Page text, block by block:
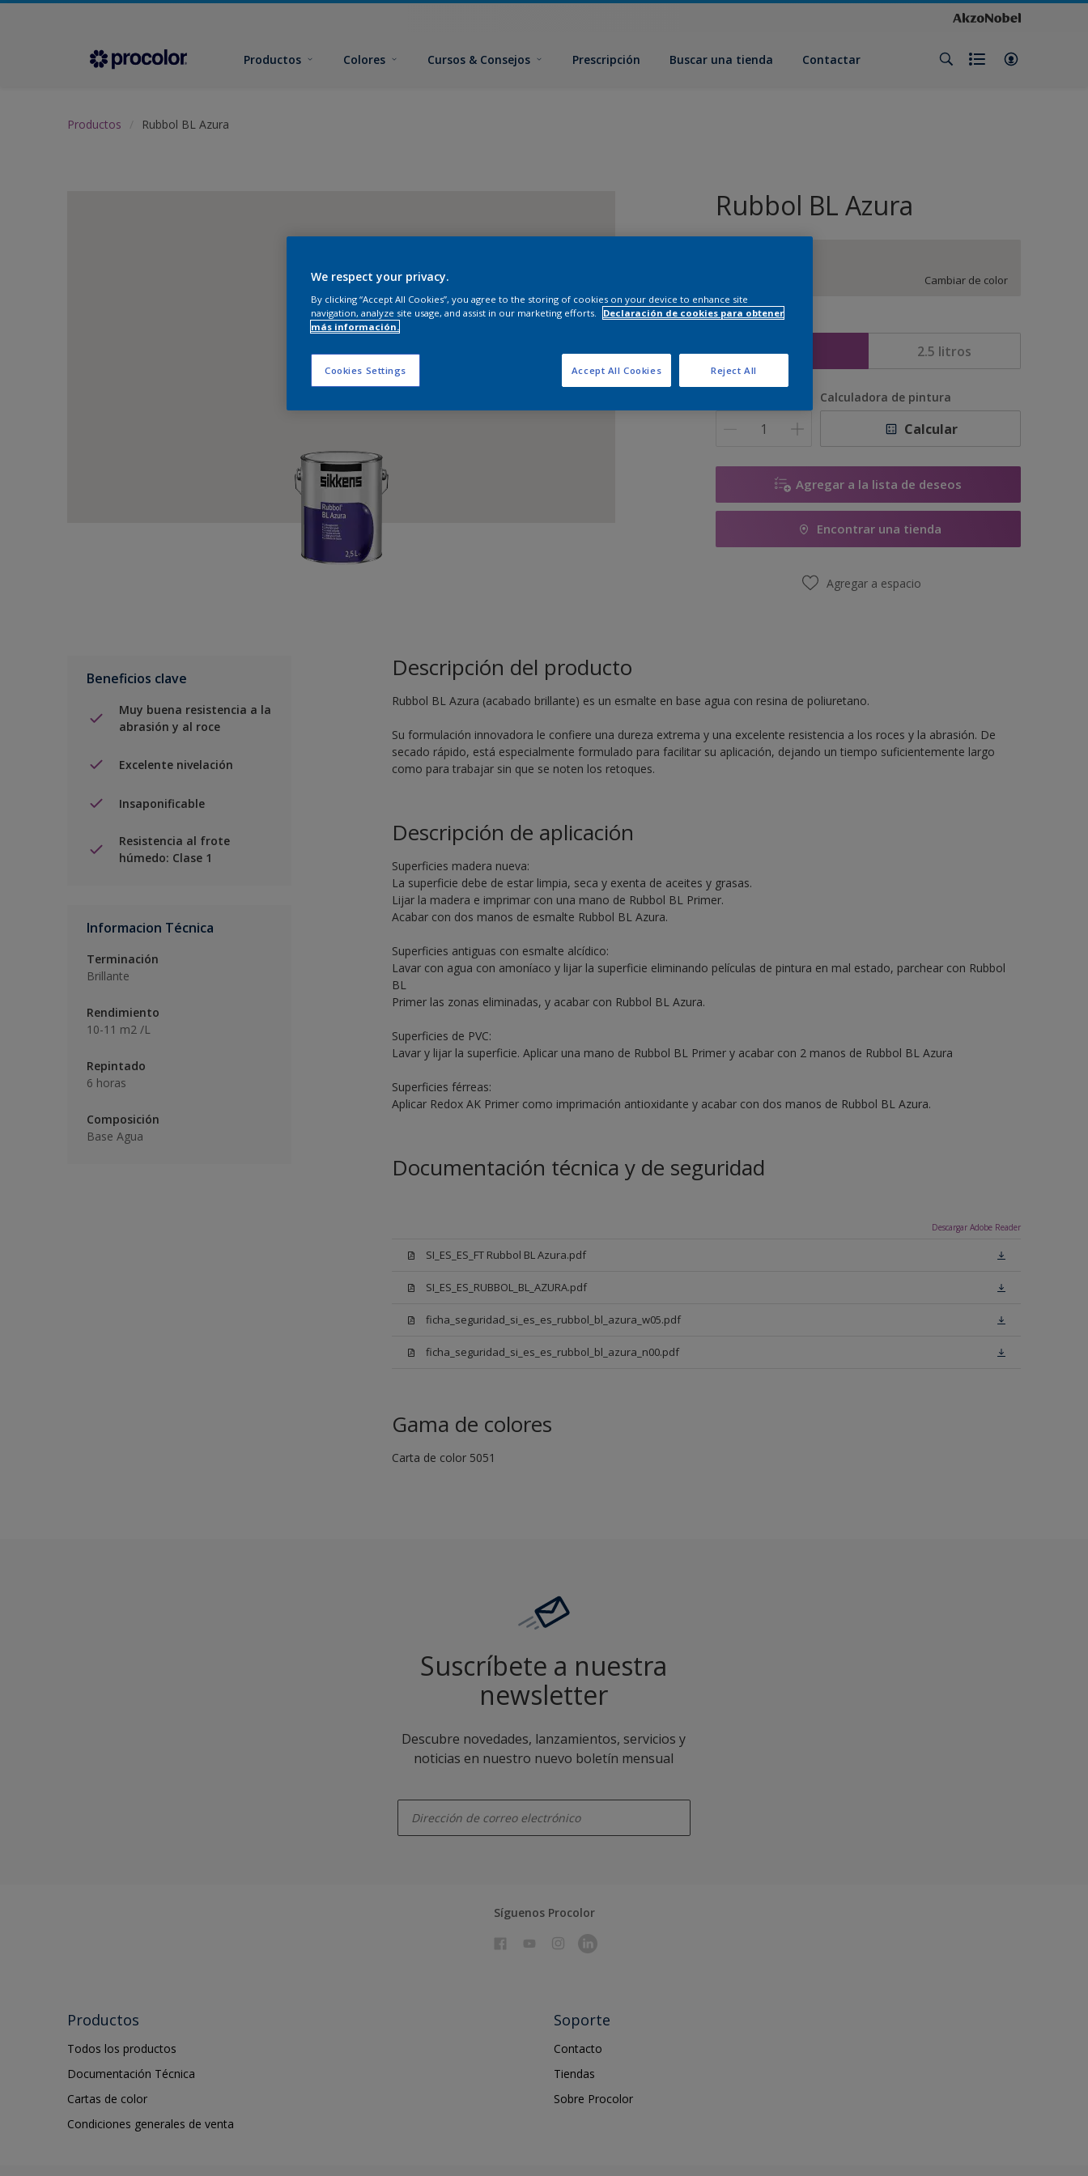
Productos Colores Cursos & Consejos Prescripción Buscar una tienda Contactar
Productos Rubbol BL Azura
Rubbol BL Azura
Cambiar de color
Tamaño
1 litros 2.5 litros
Calculadora de pintura
Calcular
Agregar a la lista de deseos
Encontrar una tienda
Agregar a espacio
Beneficios clave
Muy buena resistencia a la
abrasión y al roce
Excelente nivelación
Insaponificable
Resistencia al frote
húmedo: Clase 1
Informacion Técnica
Terminación
Brillante
Rendimiento
10-11 m2 /L
Repintado
6 horas
Composición
Base Agua
Descripción del producto
Rubbol BL Azura (acabado brillante) es un esmalte en base agua con resina de poliuretano.
Su formulación innovadora le confiere una dureza extrema y una excelente resistencia a los roces y la abrasión. De
secado rápido, está especialmente formulado para facilitar su aplicación, dejando un tiempo suficientemente largo
como para trabajar sin que se noten los retoques.
Descripción de aplicación
Superficies madera nueva:
La superficie debe de estar limpia, seca y exenta de aceites y grasas.
Lijar la madera e imprimar con una mano de Rubbol BL Primer.
Acabar con dos manos de esmalte Rubbol BL Azura.
Superficies antiguas con esmalte alcídico:
Lavar con agua con amoníaco y lijar la superficie eliminando películas de pintura en mal estado, parchear con Rubbol
BL
Primer las zonas eliminadas, y acabar con Rubbol BL Azura.
Superficies de PVC:
Lavar y lijar la superficie. Aplicar una mano de Rubbol BL Primer y acabar con 2 manos de Rubbol BL Azura
Superficies férreas:
Aplicar Redox AK Primer como imprimación antioxidante y acabar con dos manos de Rubbol BL Azura.
Documentación técnica y de seguridad
Descargar Adobe Reader
SI_ES_ES_FT Rubbol BL Azura.pdf
SI_ES_ES_RUBBOL_BL_AZURA.pdf
ficha_seguridad_si_es_es_rubbol_bl_azura_w05.pdf
ficha_seguridad_si_es_es_rubbol_bl_azura_n00.pdf
Gama de colores
Carta de color 5051
Suscríbete a nuestra
newsletter
Descubre novedades, lanzamientos, servicios y
noticias en nuestro nuevo boletín mensual
Síguenos Procolor
Productos
Todos los productos
Documentación Técnica
Cartas de color
Condiciones generales de venta
Soporte
Contacto
Tiendas
Sobre Procolor
We respect your privacy.
By clicking “Accept All Cookies”, you agree to the storing of cookies on your device to enhance site
navigation, analyze site usage, and assist in our marketing efforts.
Declaración de cookies para obtener
más información.
Cookies Settings Reject All
Accept All Cookies